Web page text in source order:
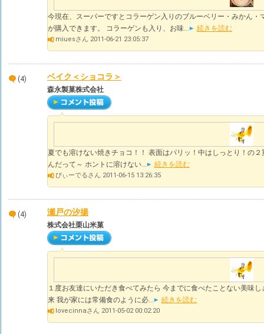
今現在、スーパーですとコラーゲン入りのブルーベリー・みかん
が購入できます。 コラーゲンも入り、お味...
続きを読む
miuesさん 2011-06-21 23:05:37
(4) ベイク＜ショコラ＞
森永製菓株式会社
夏でも溶けない焼きチョコ！！ 表面はパリッ！中はしっとり！の
んだって～ ホントに溶けない...
続きを読む
びぃーでるさん 2011-06-15 13:26:35
(4) 瀬戸の汐揚
株式会社栗山米菓
１度お友達にいただき食べてみたら 今までに食べたことない美味
来 我が家には常備食のように必...
続きを読む
lovecinnaさん 2011-05-02 00:02:20